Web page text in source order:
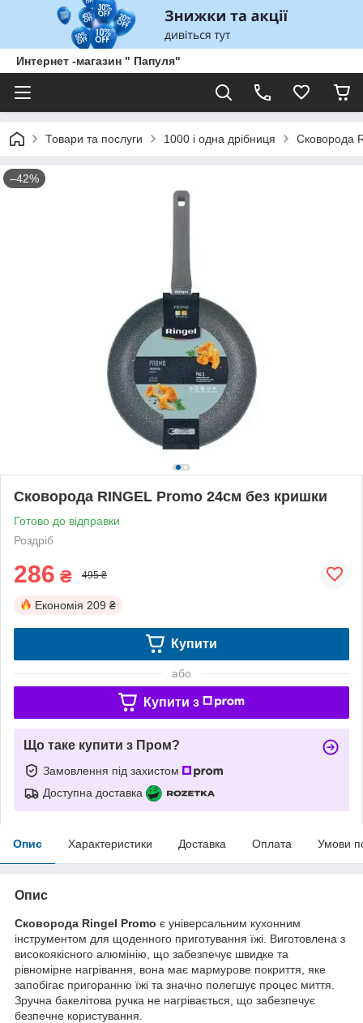
Интернет -магазин " Папуля"
Товари та послуги 1000 і одна дрібниця Сковорода
–42%
Сковорода RINGEL Promo 24см без кришки
Готово до відправки
Роздріб
286 ₴ 495 ₴
Економія 209 ₴
Купити
або
Купити з
Що таке купити з Пром?
Замовлення під захистом
Доступна доставка
Опис Характеристики Доставка Оплата Умови
Опис
Сковорода Ringel Promo є універсальним кухонним
інструментом для щоденного приготування їжі. Виготовлена з
високоякісного алюмінію, що забезпечує швидке та
рівномірне нагрівання, вона має мармурове покриття, яке
запобігає пригоранню їжі та значно полегшує процес миття.
Зручна бакелітова ручка не нагрівається, що забезпечує
безпечне користування.